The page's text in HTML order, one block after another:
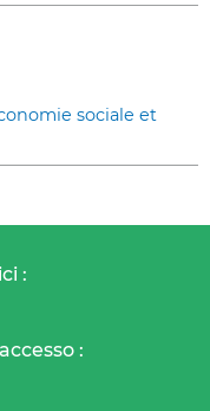
sociale et
:
: